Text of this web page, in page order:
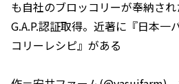
も自社のブロッコリーが奉納さ
G.A.P.認証取得。近著に『日本一
コリーレシピ』がある